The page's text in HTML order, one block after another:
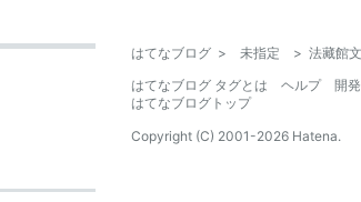
はてなブログ > 未指定 > 法藏館
はてなブログ タグとは
ヘルプ
開
はてなブログトップ
Copyright (C) 2001-2026 Hatena.